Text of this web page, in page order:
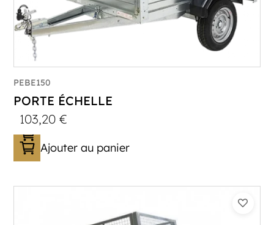
PEBE150
PORTE ÉCHELLE
103,20€
Ajouter au panier